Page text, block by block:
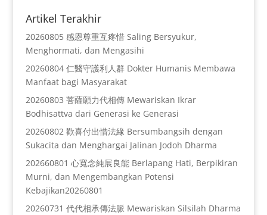
Artikel Terakhir
20260805 感恩尊重互疼惜 Saling Bersyukur,
Menghormati, dan Mengasihi
20260804 仁醫守護利人群 Dokter Humanis Membawa
Manfaat bagi Masyarakat
20260803 菩薩願力代相傳 Mewariskan Ikrar
Bodhisattva dari Generasi ke Generasi
20260802 歡喜付出惜法緣 Bersumbangsih dengan
Sukacita dan Menghargai Jalinan Jodoh Dharma
202660801 心寬念純展良能 Berlapang Hati, Berpikiran
Murni, dan Mengembangkan Potensi
Kebajikan20260801
20260731 代代相承傳法脈 Mewariskan Silsilah Dharma